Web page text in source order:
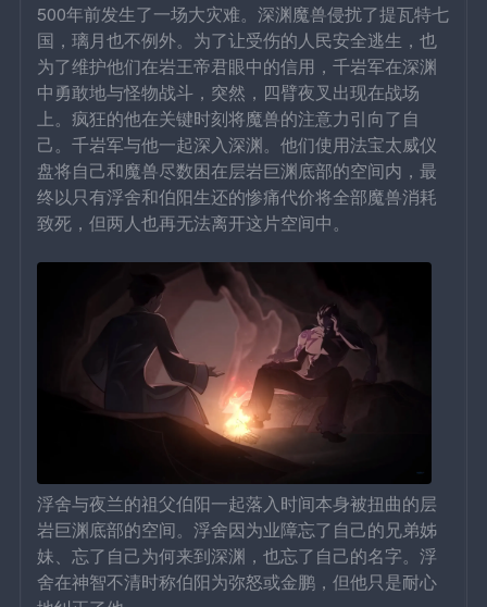
500年前发生了一场大灾难。深渊魔兽侵扰了提瓦特七
国，璃月也不例外。为了让受伤的人民安全逃生，也
为了维护他们在岩王帝君眼中的信用，千岩军在深渊
中勇敢地与怪物战斗，突然，四臂夜叉出现在战场
上。疯狂的他在关键时刻将魔兽的注意力引向了自
己。千岩军与他一起深入深渊。他们使用法宝太威仪
盘将自己和魔兽尽数困在层岩巨渊底部的空间内，最
终以只有浮舍和伯阳生还的惨痛代价将全部魔兽消耗
致死，但两人也再无法离开这片空间中。
浮舍与夜兰的祖父伯阳一起落入时间本身被扭曲的层
岩巨渊底部的空间。浮舍因为业障忘了自己的兄弟姊
妹、忘了自己为何来到深渊，也忘了自己的名字。浮
舍在神智不清时称伯阳为弥怒或金鹏，但他只是耐心